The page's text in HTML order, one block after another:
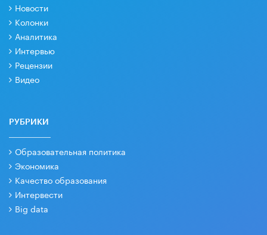
Новости
Колонки
Аналитика
Интервью
Рецензии
Видео
РУБРИКИ
Образовательная политика
Экономика
Качество образования
Интервести
Big data